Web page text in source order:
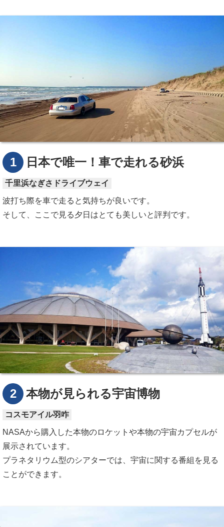
1 日本で唯一！車で走れる砂浜
千里浜なぎさドライブウェイ
波打ち際を車で走ると気持ちが良いです。
そして、ここで見る夕日はとても美しいと評判です。
2 本物が見られる宇宙博物
コスモアイル羽咋
NASAから購入した本物のロケットや本物の宇宙カプセルが
展示されています。
プラネタリウム型のシアターでは、宇宙に関する番組を見る
ことができます。